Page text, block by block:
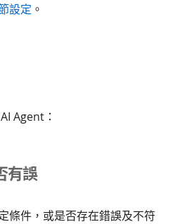
設定 。
Agent：
有誤
條件，或是否存在錯誤及不符